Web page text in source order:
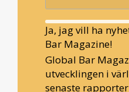
Ja, jag vill ha
Bar Magazine!
Global Bar
utvecklingen i
senaste